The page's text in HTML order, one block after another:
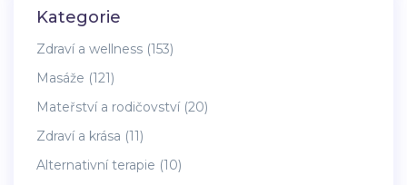
Kategorie
Zdraví a wellness (153)
Masáže (121)
Mateřství a rodičovství (20)
Zdraví a krása (11)
Alternativní terapie (10)